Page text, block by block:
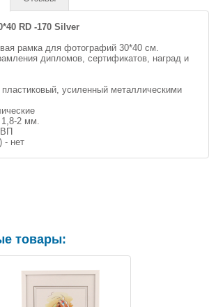
RD -170 Silver
рамка для фотографий 30*40 см.
дипломов, сертификатов, наград и
усиленный металлическими
2 мм.
- нет
товары: